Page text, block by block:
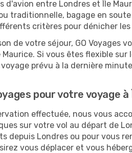
d'avion entre Londres et Île
traditionnelle, bagage en
critères pour dénicher
de votre séjour, GO Voyages
Si vous êtes flexible
voyage prévu à la dernière
pour votre voyage
effectuée, nous vous
sur votre vol au départ de
depuis Londres ou pour vous
vous déplacer et vous